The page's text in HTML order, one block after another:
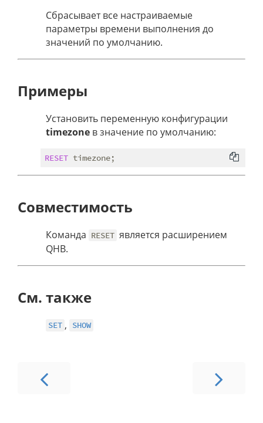
Сбрасывает все настраиваемые
параметры времени выполнения до
значений по умолчанию.
Примеры
Установить переменную конфигурации
timezone в значение по умолчанию:
RESET
Совместимость
Команда RESET является расширением
QHB.
См. также
SET , SHOW